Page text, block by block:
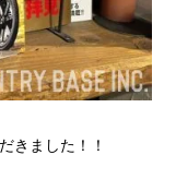
きました！！